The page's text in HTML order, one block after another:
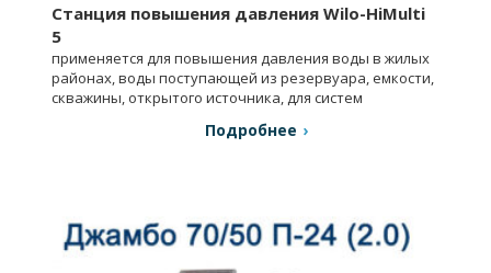
Станция повышения давления Wilo-HiMulti
5
применяется для повышения давления воды в жилых
районах, воды поступающей из резервуара, емкости,
скважины, открытого источника, для систем
Подробнее